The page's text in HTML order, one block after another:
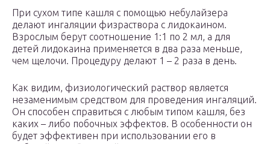
При сухом типе кашля с помощью небулайзера
делают ингаляции физраствора с лидокаином.
Взрослым берут соотношение 1:1 по 2 мл, а для
детей лидокаина применяется в два раза меньше,
чем щелочи. Процедуру делают 1 – 2 раза в день.
Как видим, физиологический раствор является
незаменимым средством для проведения ингаляций.
Он способен справиться с любым типом кашля, без
каких – либо побочных эффектов. В особенности он
будет эффективен при использовании его в